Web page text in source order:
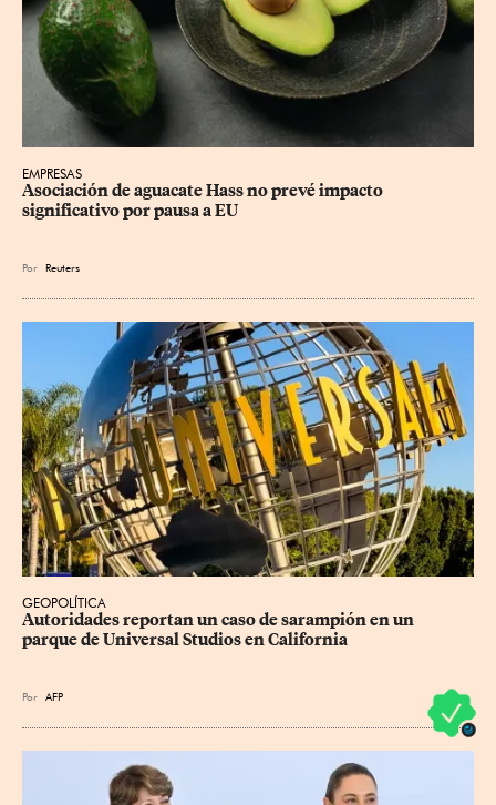
EMPRESAS
Asociación de aguacate Hass no prevé impacto
significativo por pausa a EU
Por Reuters
GEOPOLÍTICA
Autoridades reportan un caso de sarampión en un
parque de Universal Studios en California
Por AFP